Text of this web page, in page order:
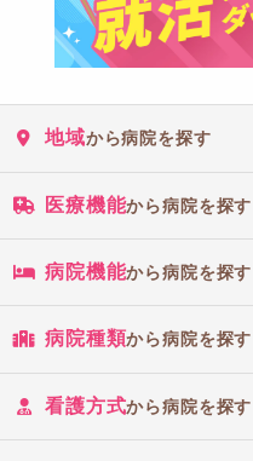
地域から病院を探す
医療機能から病院を探す
病院機能から病院を探す
病院種類から病院を探す
看護方式から病院を探す